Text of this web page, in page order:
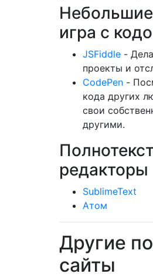
игра с
JSFiddle -
проекты и
CodePen -
кода других
свои
другими.
редакторы
SublimeText
Атом
Другие
сайты